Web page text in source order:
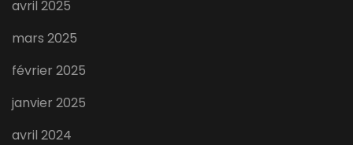
avril 2025
mars 2025
février 2025
janvier 2025
avril 2024